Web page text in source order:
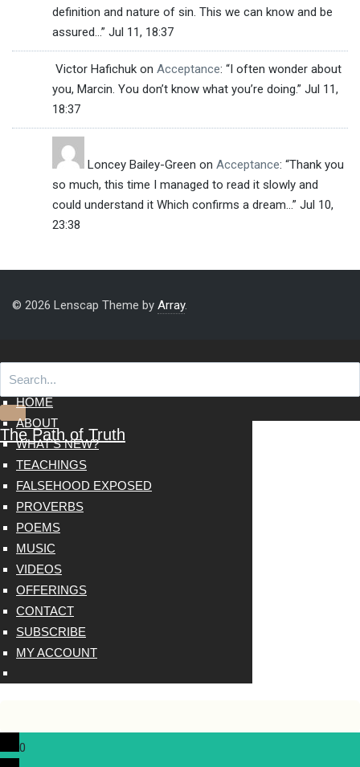
definition and nature of sin. This we can know and be
assured…” Jul 11, 18:37
Victor Hafichuk on Acceptance: “I often wonder about
you, Marcin. You don’t know what you’re doing.” Jul 11,
18:37
Loncey Bailey-Green on Acceptance: “Thank you
so much, this time I managed to read it slowly and
could understand it Which confirms a dream…” Jul 10,
23:38
© 2026 Lenscap Theme by Array.
The Path of Truth
HOME
ABOUT
WHAT’S NEW?
TEACHINGS
FALSEHOOD EXPOSED
PROVERBS
POEMS
MUSIC
VIDEOS
OFFERINGS
CONTACT
SUBSCRIBE
MY ACCOUNT
0